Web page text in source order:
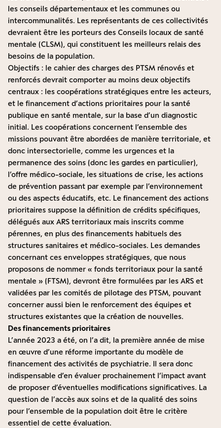
les conseils départementaux et les communes ou
intercommunalités. Les représentants de ces collectivités
devraient être les porteurs des Conseils locaux de santé
mentale (CLSM), qui constituent les meilleurs relais des
besoins de la population.
Objectifs : le cahier des charges des PTSM rénovés et
renforcés devrait comporter au moins deux objectifs
centraux : les coopérations stratégiques entre les acteurs,
et le financement d’actions prioritaires pour la santé
publique en santé mentale, sur la base d’un diagnostic
initial. Les coopérations concernent l’ensemble des
missions pouvant être abordées de manière territoriale, et
donc intersectorielle, comme les urgences et la
permanence des soins (donc les gardes en particulier),
l’offre médico-sociale, les situations de crise, les actions
de prévention passant par exemple par l’environnement
ou des aspects éducatifs, etc. Le financement des actions
prioritaires suppose la définition de crédits spécifiques,
délégués aux ARS territoriaux mais inscrits comme
pérennes, en plus des financements habituels des
structures sanitaires et médico-sociales. Les demandes
concernant ces enveloppes stratégiques, que nous
proposons de nommer « fonds territoriaux pour la santé
mentale » (FTSM), devront être formulées par les ARS et
validées par les comités de pilotage des PTSM, pouvant
concerner aussi bien le renforcement des équipes et
structures existantes que la création de nouvelles.
Des financements prioritaires
L’année 2023 a été, on l’a dit, la première année de mise
en œuvre d’une réforme importante du modèle de
financement des activités de psychiatrie. Il sera donc
indispensable d’en évaluer prochainement l’impact avant
de proposer d’éventuelles modifications significatives. La
question de l’accès aux soins et de la qualité des soins
pour l’ensemble de la population doit être le critère
essentiel de cette évaluation.